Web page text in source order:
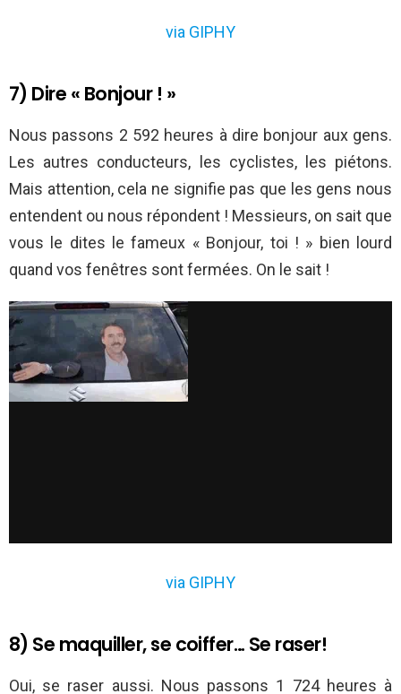
via GIPHY
7) Dire « Bonjour ! »
Nous passons 2 592 heures à dire bonjour aux gens.
Les autres conducteurs, les cyclistes, les piétons.
Mais attention, cela ne signifie pas que les gens nous
entendent ou nous répondent ! Messieurs, on sait que
vous le dites le fameux « Bonjour, toi ! » bien lourd
quand vos fenêtres sont fermées. On le sait !
via GIPHY
8) Se maquiller, se coiffer… Se raser!
Oui, se raser aussi. Nous passons 1 724 heures à